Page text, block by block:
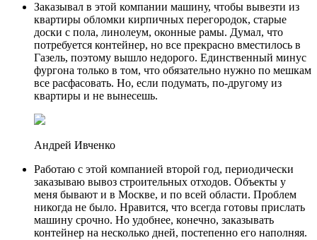
Заказывал в этой компании машину, чтобы вывезти из
квартиры обломки кирпичных перегородок, старые
доски с пола, линолеум, оконные рамы. Думал, что
потребуется контейнер, но все прекрасно вместилось в
Газель, поэтому вышло недорого. Единственный минус
фургона только в том, что обязательно нужно по мешкам
все расфасовать. Но, если подумать, по-другому из
квартиры и не вынесешь.
Андрей Ивченко
Работаю с этой компанией второй год, периодически
заказываю вывоз строительных отходов. Объекты у
меня бывают и в Москве, и по всей области. Проблем
никогда не было. Нравится, что всегда готовы прислать
машину срочно. Но удобнее, конечно, заказывать
контейнер на несколько дней, постепенно его наполняя.